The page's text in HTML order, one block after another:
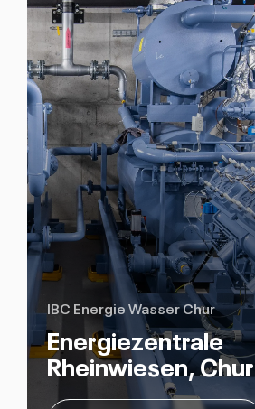
IBC Energie Wasser Chur
Energiezentrale
Rheinwiesen, Chur